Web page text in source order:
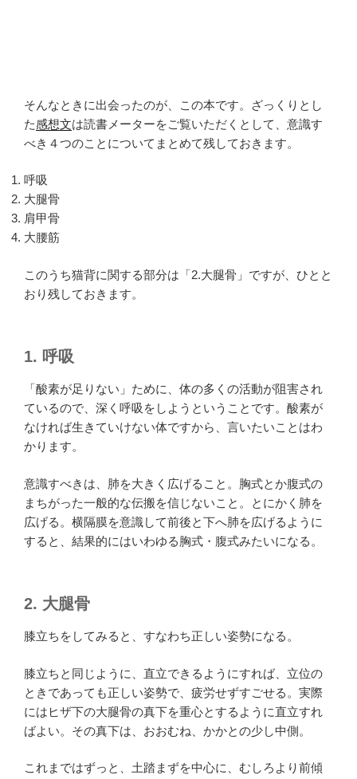
そんなときに出会ったのが、この本です。ざっくりとし
た感想文は読書メーターをご覧いただくとして、意識す
べき４つのことについてまとめて残しておきます。
呼吸
大腿骨
肩甲骨
大腰筋
このうち猫背に関する部分は「2.大腿骨」ですが、ひとと
おり残しておきます。
1. 呼吸
「酸素が足りない」ために、体の多くの活動が阻害され
ているので、深く呼吸をしようということです。酸素が
なければ生きていけない体ですから、言いたいことはわ
かります。
意識すべきは、肺を大きく広げること。胸式とか腹式の
まちがった一般的な伝搬を信じないこと。とにかく肺を
広げる。横隔膜を意識して前後と下へ肺を広げるように
すると、結果的にはいわゆる胸式・腹式みたいになる。
2. 大腿骨
膝立ちをしてみると、すなわち正しい姿勢になる。
膝立ちと同じように、直立できるようにすれば、立位の
ときであっても正しい姿勢で、疲労せずすごせる。実際
にはヒザ下の大腿骨の真下を重心とするように直立すれ
ばよい。その真下は、おおむね、かかとの少し中側。
これまではずっと、土踏まずを中心に、むしろより前傾